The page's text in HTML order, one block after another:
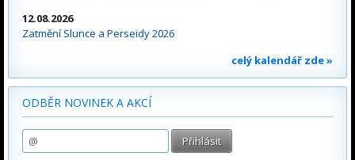
12.08.2026
Zatmění Slunce a Perseidy 2026
celý kalendář zde »
ODBĚR NOVINEK A AKCÍ